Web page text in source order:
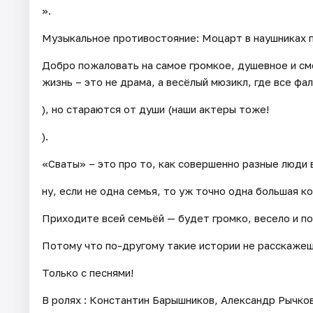
».
Музыкальное противостояние: Моцарт в наушниках
Добро пожаловать на самое громкое, душевное и
жизнь – это не драма, а весёлый мюзикл, где все
), но стараются от души (наши актеры тоже!
).
«Сваты» – это про то, как совершенно разные
ну, если не одна семья, то уж точно одна большая
Приходите всей семьёй — будет громко, весело и
Потому что по-другому такие истории не
Только с песнями!
В ролях : Константин Барышников, Александр